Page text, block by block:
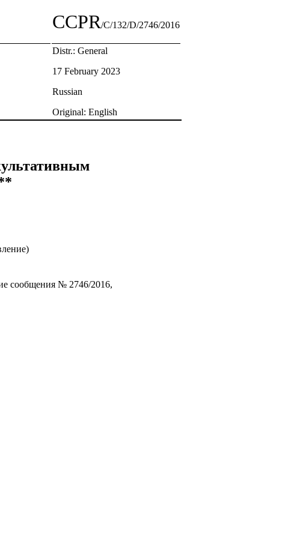
CCPR/C/132/D/2746/2016
Distr.: General
17 February 2023
Russian
Original: English
сообщения № 2746/2016,